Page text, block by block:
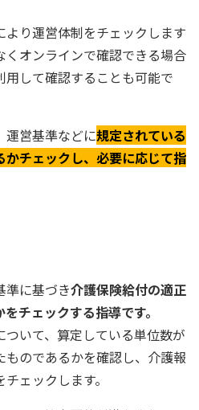
り運営体制をチェックします
オンラインで確認できる場合
して確認することも可能で
運営基準などに規定されている
チェックし、必要に応じて指
準に基づき介護保険給付の適正
チェックする指導です。
いて、算定している単位数が
のであるかを確認し、介護報
ェックします。